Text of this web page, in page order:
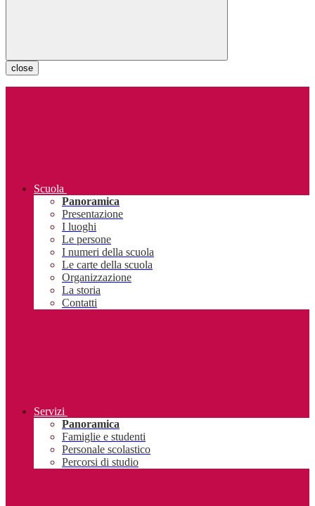
close
Scuola
Panoramica
Presentazione
I luoghi
Le persone
I numeri della scuola
Le carte della scuola
Organizzazione
La storia
Contatti
Servizi
Panoramica
Famiglie e studenti
Personale scolastico
Percorsi di studio